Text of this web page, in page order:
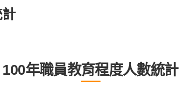
100年職員教育程度人數統計